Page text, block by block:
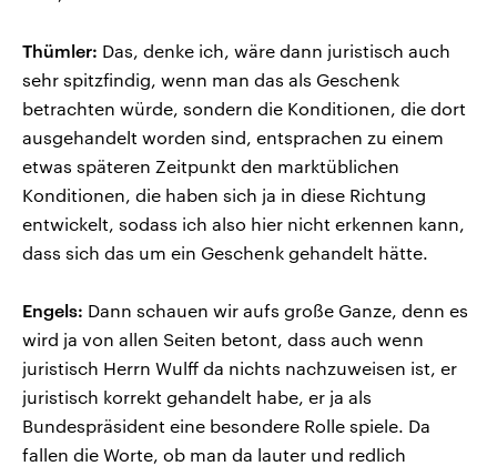
Thümler: Das, denke ich, wäre dann juristisch auch
sehr spitzfindig, wenn man das als Geschenk
betrachten würde, sondern die Konditionen, die dort
ausgehandelt worden sind, entsprachen zu einem
etwas späteren Zeitpunkt den marktüblichen
Konditionen, die haben sich ja in diese Richtung
entwickelt, sodass ich also hier nicht erkennen kann,
dass sich das um ein Geschenk gehandelt hätte.
Engels: Dann schauen wir aufs große Ganze, denn es
wird ja von allen Seiten betont, dass auch wenn
juristisch Herrn Wulff da nichts nachzuweisen ist, er
juristisch korrekt gehandelt habe, er ja als
Bundespräsident eine besondere Rolle spiele. Da
fallen die Worte, ob man da lauter und redlich